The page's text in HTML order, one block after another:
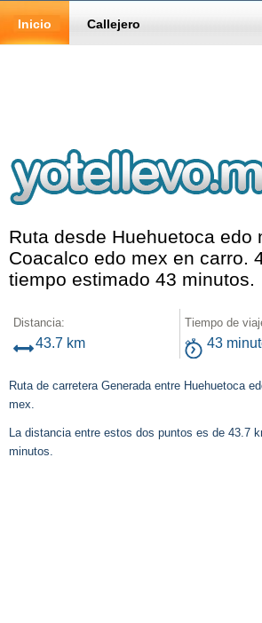
Inicio Callejero
Ruta desde Huehuetoca edo
Coacalco edo mex en carro.
tiempo estimado 43 minutos.
Distancia:
43.7 km
Tiempo de
43
Ruta de carretera Generada entre Huehuetoca
mex.
La distancia entre estos dos puntos es de 43.7
minutos.